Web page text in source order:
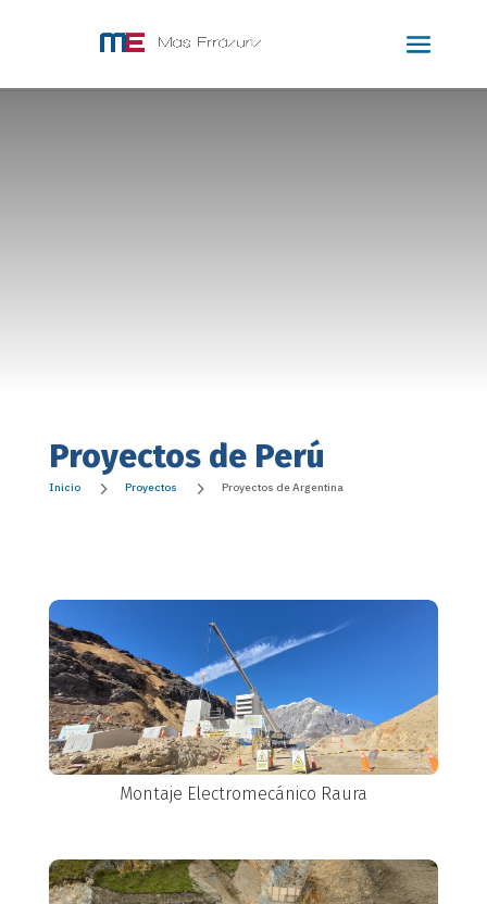
Proyectos de Perú
Inicio 5 Proyectos 5 Proyectos de Argentina
Montaje Electromecánico Raura